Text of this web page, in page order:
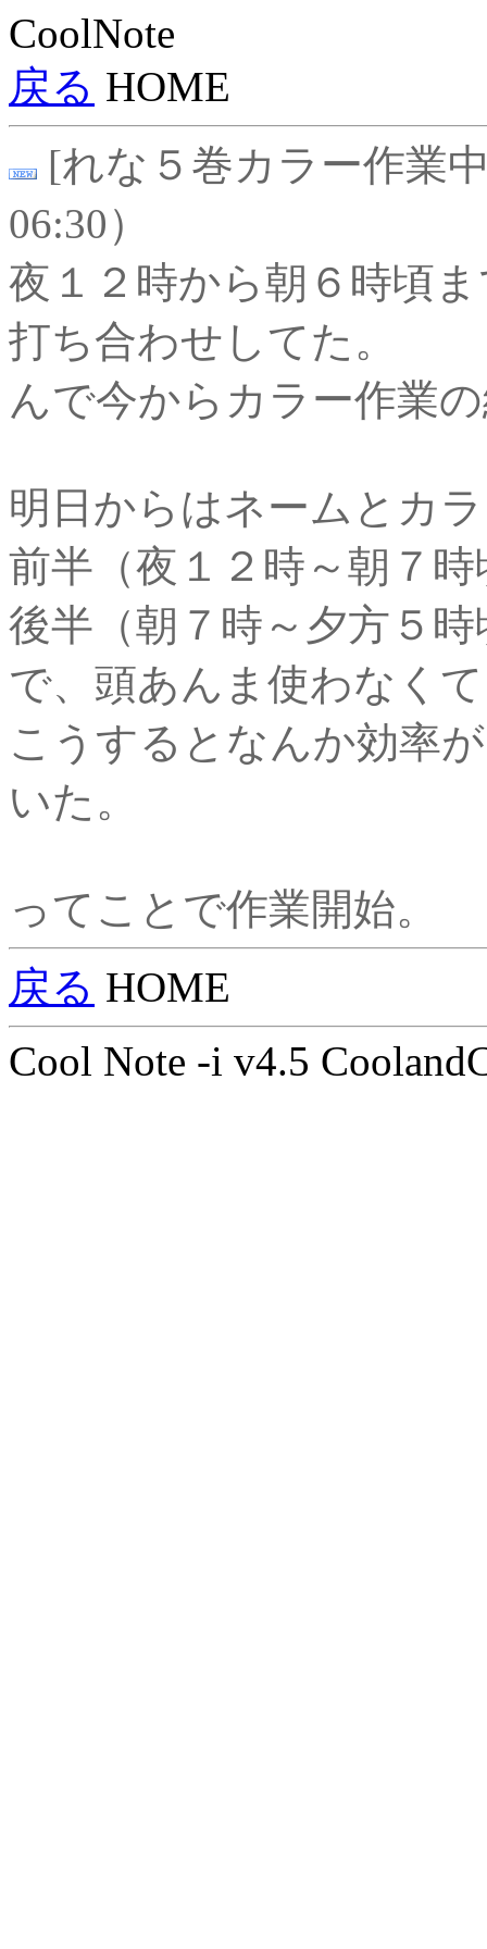
CoolNote
戻る HOME
[れな５巻カラー作業
06:30）
夜１２時から朝６時頃
打ち合わせしてた。
んで今からカラー作業
明日からはネームとカ
前半（夜１２時～朝７
後半（朝７時～夕方５
で、頭あんま使わなく
こうするとなんか効率
いた。
ってことで作業開始。
戻る HOME
Cool Note -i v4.5